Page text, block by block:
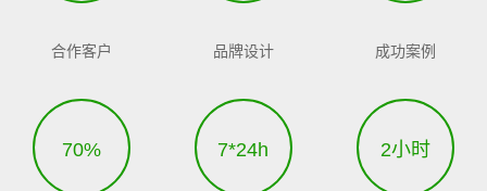
合作客户 品牌设计 成功案例
70% 7*24h 2小时